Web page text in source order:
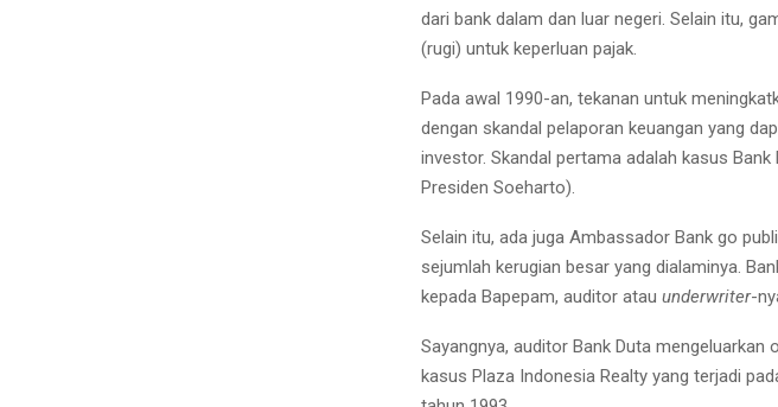
dari bank dalam dan luar negeri. Selain itu,
(rugi) untuk keperluan pajak.
Pada awal 1990-an, tekanan untuk
dengan skandal pelaporan keuangan yang
investor. Skandal pertama adalah kasus
Presiden Soeharto).
Selain itu, ada juga Ambassador Bank go
sejumlah kerugian besar yang dialaminya.
kepada Bapepam, auditor atau underwriter-
Sayangnya, auditor Bank Duta
kasus Plaza Indonesia Realty yang terjadi